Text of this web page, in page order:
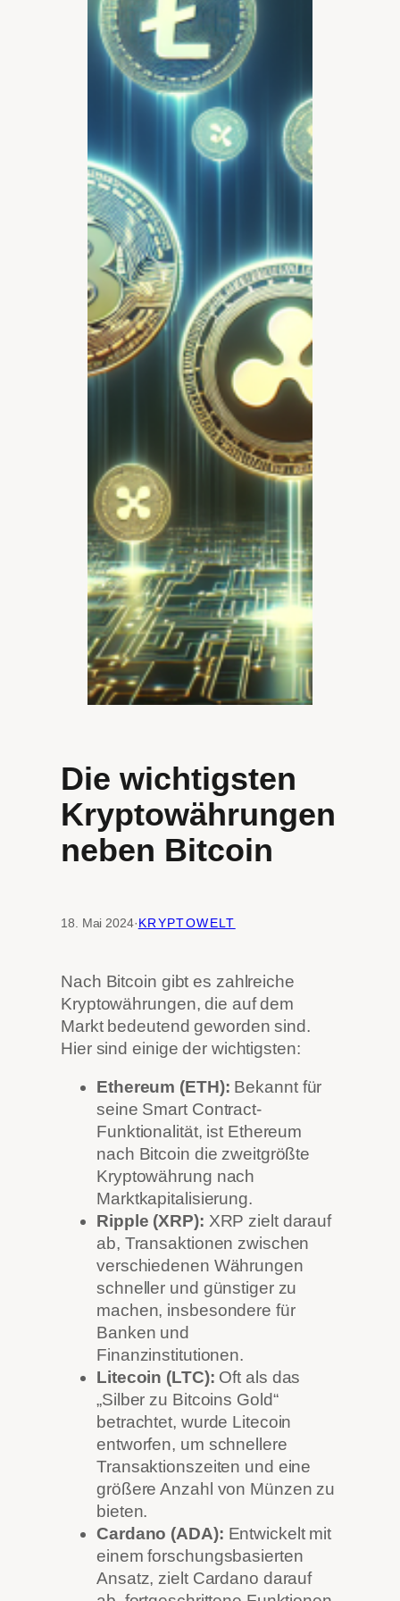
Die wichtigsten
Kryptowährungen
neben Bitcoin
18. Mai 2024·KRYPTOWELT
Nach Bitcoin gibt es zahlreiche
Kryptowährungen, die auf dem
Markt bedeutend geworden sind.
Hier sind einige der wichtigsten:
Ethereum (ETH): Bekannt für
seine Smart Contract-
Funktionalität, ist Ethereum
nach Bitcoin die zweitgrößte
Kryptowährung nach
Marktkapitalisierung.
Ripple (XRP): XRP zielt darauf
ab, Transaktionen zwischen
verschiedenen Währungen
schneller und günstiger zu
machen, insbesondere für
Banken und
Finanzinstitutionen.
Litecoin (LTC): Oft als das
„Silber zu Bitcoins Gold“
betrachtet, wurde Litecoin
entworfen, um schnellere
Transaktionszeiten und eine
größere Anzahl von Münzen zu
bieten.
Cardano (ADA): Entwickelt mit
einem forschungsbasierten
Ansatz, zielt Cardano darauf